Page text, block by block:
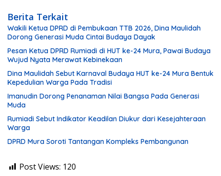
Berita Terkait
Wakili Ketua DPRD di Pembukaan TTB 2026, Dina Maulidah
Dorong Generasi Muda Cintai Budaya Dayak
Pesan Ketua DPRD Rumiadi di HUT ke-24 Mura, Pawai Budaya
Wujud Nyata Merawat Kebinekaan
Dina Maulidah Sebut Karnaval Budaya HUT ke-24 Mura Bentuk
Kepedulian Warga Pada Tradisi
Imanudin Dorong Penanaman Nilai Bangsa Pada Generasi
Muda
Rumiadi Sebut Indikator Keadilan Diukur dari Kesejahteraan
Warga
DPRD Mura Soroti Tantangan Kompleks Pembangunan
Post Views: 120